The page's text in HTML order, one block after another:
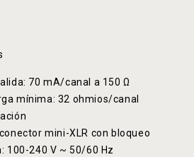
70 mA/canal a 150 Ω
mínima: 32 ohmios/canal
mini-XLR con bloqueo
100-240 V ~ 50/60 Hz